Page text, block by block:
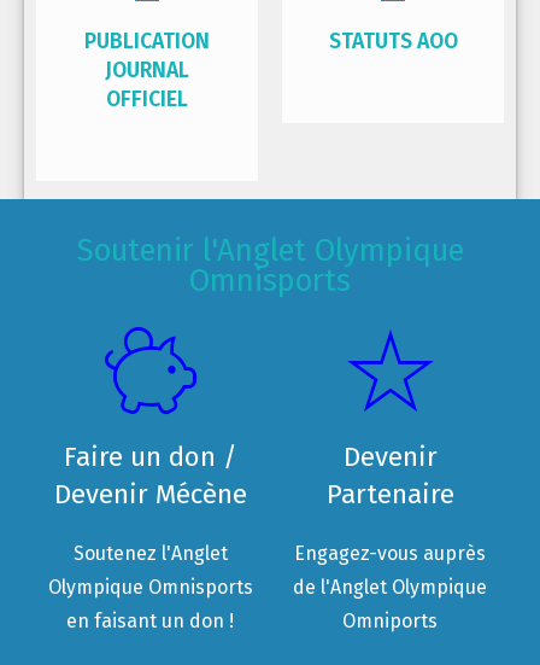
PUBLICATION
JOURNAL
OFFICIEL
STATUTS AOO
Soutenir l'Anglet Olympique
Omnisports
Faire un don /
Devenir Mécène
Soutenez l'Anglet
Olympique Omnisports
en faisant un don !
Devenir
Partenaire
Engagez-vous auprès
de l'Anglet Olympique
Omniports